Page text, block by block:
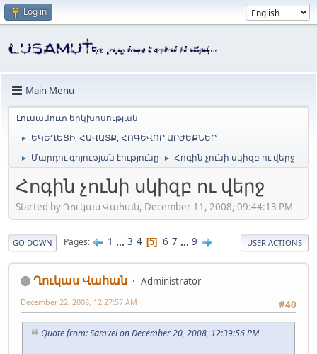
Log in
Main Menu
Լուսամուտ երկխոսության
► ԵԿԵՂԵՑԻ, ՀԱՎԱՏՔ, ՀՈԳԵՎՈՐ ԱՐԺԵՔՆԵՐ
► Մարդու գոյության էությունը ► Հոգին չունի սկիզբ ու վերջ
Հոգին չունի սկիզբ ու վերջ
Started by Ղուկաս Վահան, December 11, 2008, 09:44:13 PM
GO DOWN Pages 1 ... 3 4 5 6 7 ... 9 USER ACTIONS
Ղուկաս Վահան
Administrator
#40
December 22, 2008, 12:27:57 AM
Quote from: Samvel on December 20, 2008, 12:39:56 PM